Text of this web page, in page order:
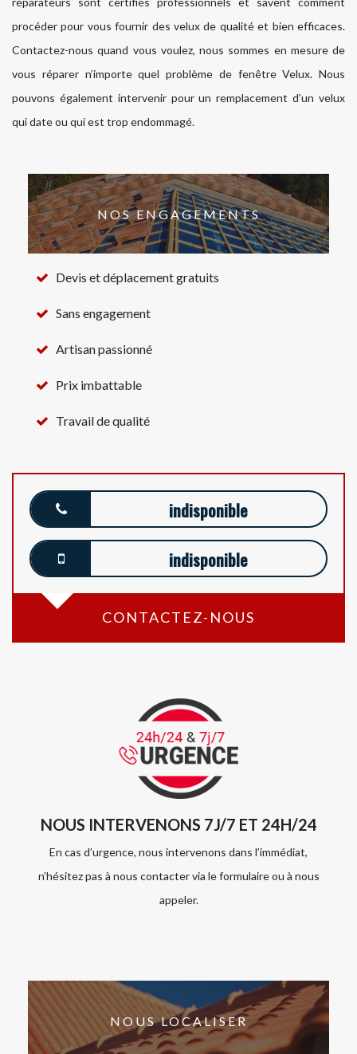
procéder pour vous fournir des velux de qualité et bien efficaces.
Contactez-nous quand vous voulez, nous sommes en mesure de
vous réparer n’importe quel problème de fenêtre Velux. Nous
pouvons également intervenir pour un remplacement d’un velux
qui date ou qui est trop endommagé.
NOS ENGAGEMENTS
Devis et déplacement gratuits
Sans engagement
Artisan passionné
Prix imbattable
Travail de qualité
indisponible
indisponible
CONTACTEZ-NOUS
NOUS INTERVENONS 7J/7 ET 24H/24
En cas d’urgence, nous intervenons dans l’immédiat,
n’hésitez pas à nous contacter via le formulaire ou à nous
appeler.
NOUS LOCALISER